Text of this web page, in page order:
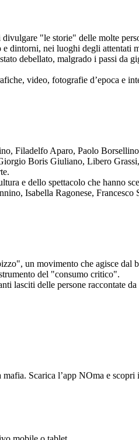
"le storie" delle molte
dintorni, nei luoghi degli attentati
debellato, malgrado i passi da
video, fotografie d’epoca e
Filadelfo Aparo, Paolo
Boris Giuliano, Libero
e dello spettacolo che hanno
Isabella Ragonese, Francesco
un movimento che agisce
del "consumo critico".
lasciti delle persone raccontate
Scarica l’app NOma e